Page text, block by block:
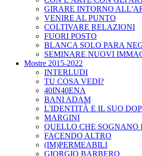
GIRARE INTORNO
VENIRE AL PUNTO
COLTIVARE RELAZIONI
FUORI POSTO
BLANCA SOLO PARA
SEMINARE NUOVI
Mostre 2015-2022
INTERLUDI
TU COSA VEDI?
40IN40ENA
BANI ADAM
L'IDENTITÀ E IL SUO
MARGINI
QUELLO CHE SOGNANO
FACENDO ALTRO
(IM)PERMEABILI
GIORGIO BARBERO